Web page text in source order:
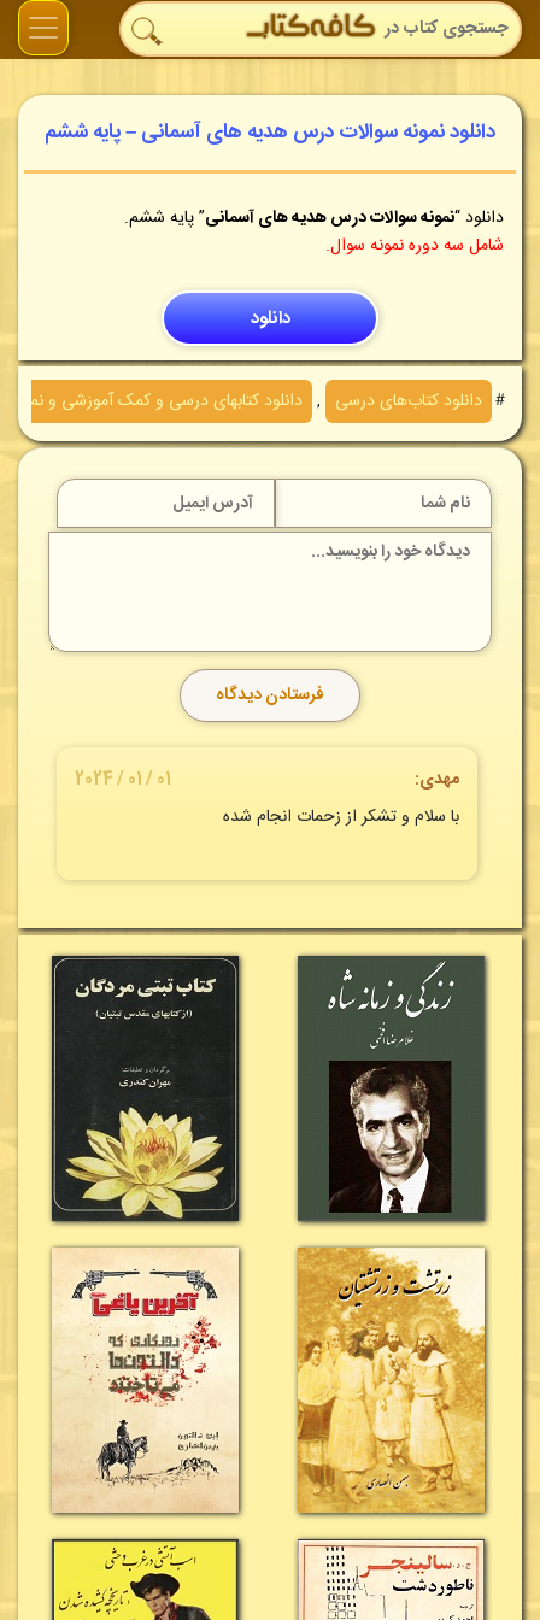
دانلود نمونه سوالات درس هدیه های آسمانی – پایه ششم
دانلود“نمونه سوالات درس هدیه های آسمانی” پایه ششم.
شامل سه دوره نمونه سوال.
دانلود
＃ دانلود کتاب‌های درسی , دانلود کتابهای درسی و کمک آموزشی و
مهدی:
01 / 01 / 2024
با سلام و تشکر از زحمات انجام شده